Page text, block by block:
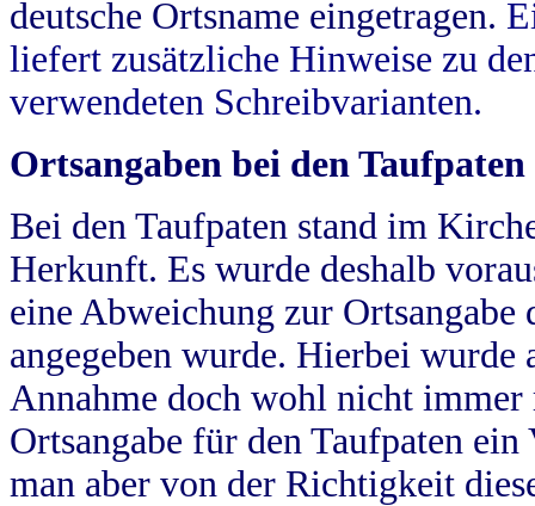
deutsche Ortsname eingetragen.
liefert zusätzliche Hinweise zu
verwendeten Schreibvarianten.
Ortsangaben bei den Taufpaten
Bei den Taufpaten stand im
Herkunft. Es wurde deshalb
eine Abweichung zur
angegeben wurde. Hierbei wurde
Annahme doch wohl nicht
Ortsangabe für den Taufpaten
man aber von der Richtigkeit